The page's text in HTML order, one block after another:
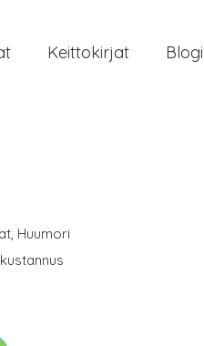
Keittokirjat Blogi
, Huumori